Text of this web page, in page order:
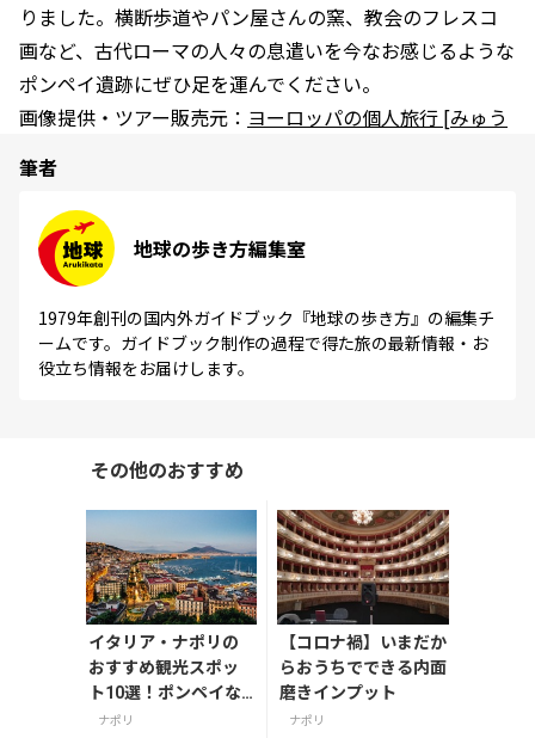
りました。横断歩道やパン屋さんの窯、教会のフレスコ
画など、古代ローマの人々の息遣いを今なお感じるような
ポンペイ遺跡にぜひ足を運んでください。
画像提供・ツアー販売元： ヨーロッパの個人旅行 [みゅう
筆者
地球の歩き方編集室
1979年創刊の国内外ガイドブック『地球の歩き方』の編集チ
ームです。ガイドブック制作の過程で得た旅の最新情報・お
役立ち情報をお届けします。
その他のおすすめ
イタリア・ナポリの
おすすめ観光スポッ
ト10選！ポンペイな
ど見どころを紹介
ナポリ
【コロナ禍】いまだか
らおうちでできる内面
磨きインプット
ナポリ